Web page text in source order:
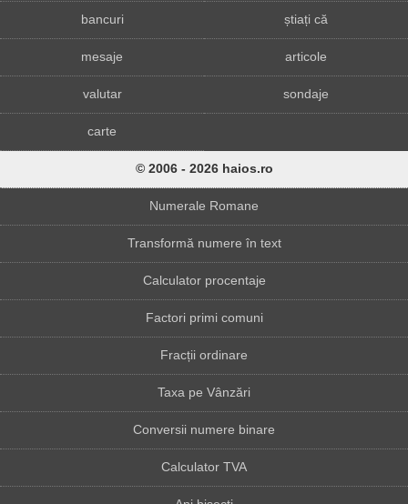
bancuri știați că
mesaje articole
valutar sondaje
carte
© 2006 - 2026 haios.ro
Numerale Romane
Transformă numere în text
Calculator procentaje
Factori primi comuni
Fracții ordinare
Taxa pe Vânzări
Conversii numere binare
Calculator TVA